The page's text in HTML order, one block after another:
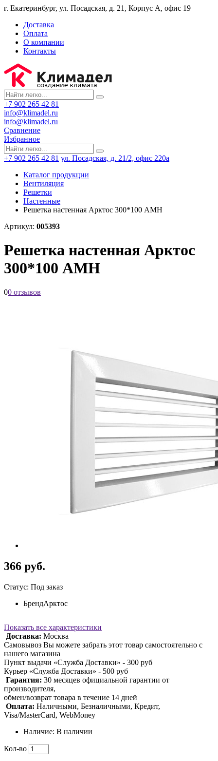
г. Екатеринбург, ул. Посадская, д. 21, Корпус А, офис 19
Доставка
Оплата
О компании
Контакты
+7 902 265 42 81
info@klimadel.ru
info@klimadel.ru
Сравнение
Избранное
+7 902 265 42 81 ул. Посадская, д. 21/2, офис 220а
Каталог продукции
Вентиляция
Решетки
Настенные
Решетка настенная Арктос 300*100 АМН
Артикул: 005393
Решетка настенная Арктос
300*100 АМН
00 отзывов
366 руб.
Статус: Под заказ
БрендАрктос
Показать все характеристики
Доставка: Москва
Самовывоз Вы можете забрать этот товар самостоятельно с
нашего магазина
Пункт выдачи «Служба Доставки» - 300 руб
Курьер «Служба Доставки» - 500 руб
Гарантия: 30 месяцев официальной гарантии от
производителя,
обмен/возврат товара в течение 14 дней
Оплата: Наличными, Безналичными, Кредит,
Visa/MasterCard, WebMoney
Наличие: В наличии
Кол-во